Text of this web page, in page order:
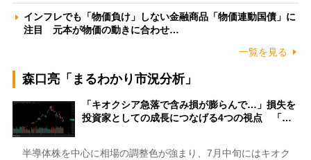
インフレでも「物価負け」しない金融商品「物価連動国債」に
注目 元本が物価の動きに合わせ…
一覧を見る
森口亮「まるわかり市況分析」
「キオクシア急落で含み損が膨らんで…」損失を
投資家としての成長につなげる4つの視点 「…
半導体株を中心に相場の調整色が強まり、7月中旬にはキオク